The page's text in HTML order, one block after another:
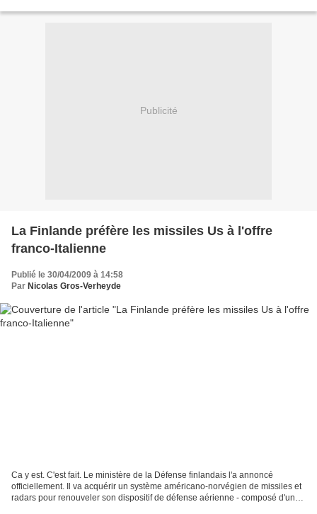
Publicité
La Finlande préfère les missiles Us à l'offre
franco-Italienne
Publié le 30/04/2009 à 14:58
Par Nicolas Gros-Verheyde
Ca y est. C'est fait. Le ministère de la Défense finlandais l'a annoncé
officiellement. Il va acquérir un système américano-norvégien de missiles et
radars pour renouveler son dispositif de défense aérienne - composé d'un